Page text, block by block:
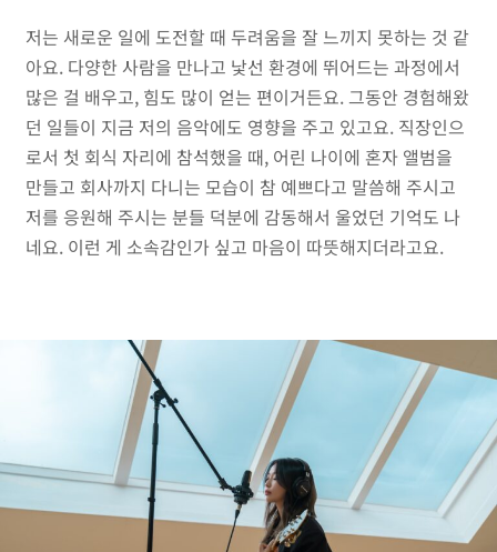
저는 새로운 일에 도전할 때 두려움을 잘 느끼지 못하는 것 같
아요. 다양한 사람을 만나고 낯선 환경에 뛰어드는 과정에서
많은 걸 배우고, 힘도 많이 얻는 편이거든요. 그동안 경험해왔
던 일들이 지금 저의 음악에도 영향을 주고 있고요. 직장인으
로서 첫 회식 자리에 참석했을 때, 어린 나이에 혼자 앨범을
만들고 회사까지 다니는 모습이 참 예쁘다고 말씀해 주시고
저를 응원해 주시는 분들 덕분에 감동해서 울었던 기억도 나
네요. 이런 게 소속감인가 싶고 마음이 따뜻해지더라고요.